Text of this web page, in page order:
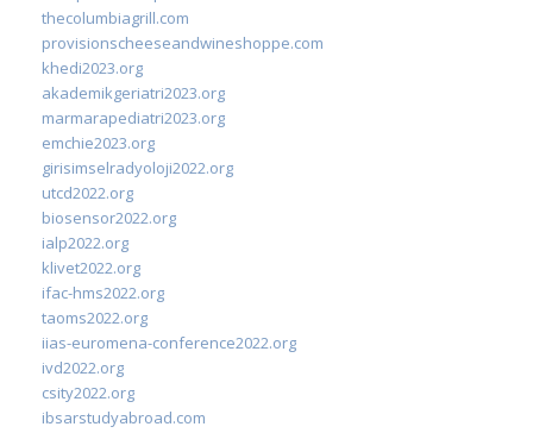
thecolumbiagrill.com
provisionscheeseandwineshoppe.com
khedi2023.org
akademikgeriatri2023.org
marmarapediatri2023.org
emchie2023.org
girisimselradyoloji2022.org
utcd2022.org
biosensor2022.org
ialp2022.org
klivet2022.org
ifac-hms2022.org
taoms2022.org
iias-euromena-conference2022.org
ivd2022.org
csity2022.org
ibsarstudyabroad.com